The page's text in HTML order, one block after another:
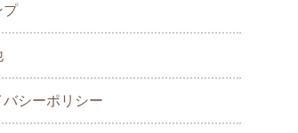
プ
バシーポリシー